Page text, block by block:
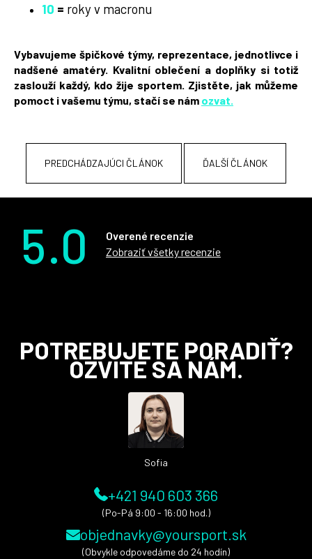
10 = roky v macronu
Vybavujeme špičkové týmy, reprezentace, jednotlivce i
nadšené amatéry. Kvalitní oblečení a doplňky si totiž
zaslouží každý, kdo žije sportem. Zjistěte, jak můžeme
pomoct i vašemu týmu, stačí se nám ozvat.
PREDCHÁDZAJÚCI ČLÁNOK ĎALŠÍ ČLÁNOK
5.0
Overené recenzie
Zobraziť všetky recenzie
POTREBUJETE PORADIŤ?
OZVITE SA NÁM.
Sofia
+421 940 603 366
(Po-Pá 9:00 - 16:00 hod.)
objednavky@yoursport.sk
(Obvykle odpovedáme do 24 hodín)